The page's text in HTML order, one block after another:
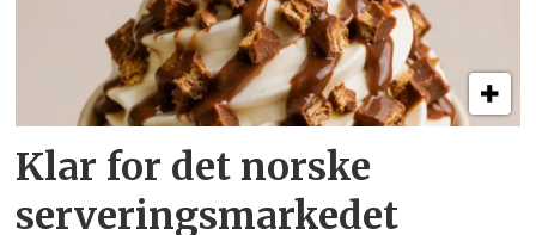
Klar for det norske
serveringsmarkedet